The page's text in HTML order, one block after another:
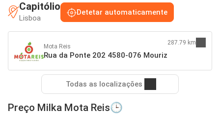
Capitólio
Lisboa
Detetar automaticamente
Mota Reis
Rua da Ponte 202 4580-076 Mouriz
287.79 km
Todas as localizações
Preço Milka Mota Reis🕒